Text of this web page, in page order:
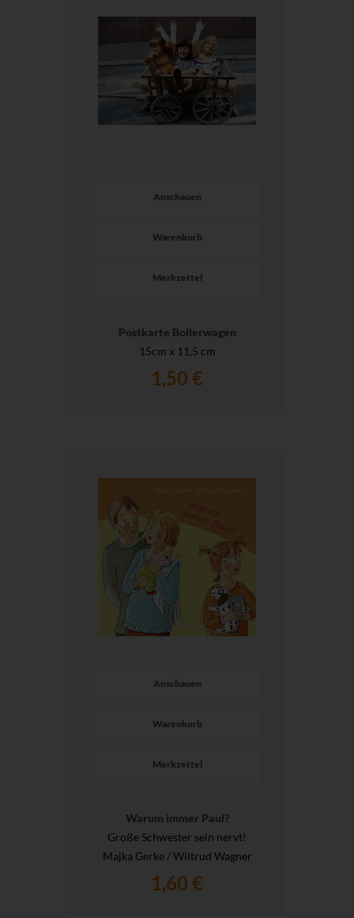
Anschauen
Warenkorb
Merkzettel
Postkarte Bollerwagen
15cm x 11,5 cm
1,50 €
Anschauen
Warenkorb
Merkzettel
Warum immer Paul?
Große Schwester sein nervt!
Majka Gerke / Wiltrud Wagner
1,60 €